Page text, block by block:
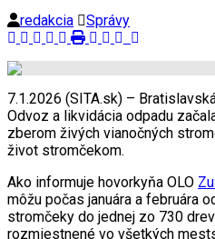
redakcia Správy
7.1.2026 (SITA.sk) –
Odvoz a likvidácia odpadu
zberom živých vianočných
život stromčekom.
Ako informuje hovorkyňa OLO
môžu počas januára a februára
stromčeky do jednej zo 730
rozmiestnené vo všetkých